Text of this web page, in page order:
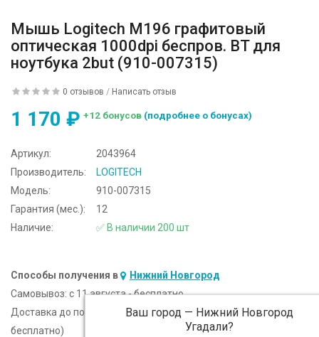
Мышь Logitech M196 графитовый
оптическая 1000dpi беспров. BT для
ноутбука 2but (910-007315)
0 отзывов / Написать отзыв
1 170 ₽ +12 бонусов (подробнее о бонусах)
Артикул:
2043964
Производитель:
LOGITECH
Модель:
910-007315
Гарантия (мес.):
12
Наличие:
✅ В наличии 200 шт
Способы получения в Нижний Новгород
Ваш город — Нижний Новгород
Угадали?
Самовывоз: c 11 августа - бесплатно
Доставка до подъезда:
c 11 августа - 300 ₽ (от 5 000 ₽
бесплатно)